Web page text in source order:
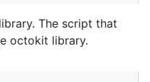
The script that
octokit library.